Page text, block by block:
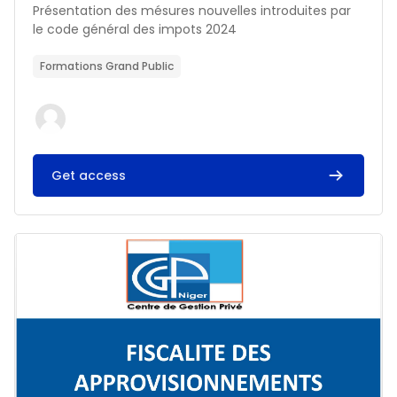
Résumé du cours :
Présentation des mésures nouvelles introduites par
le code général des impots 2024
Formations Grand Public
Get access
Image du cours FISCALITE DES APPROVISIONNEMENTS